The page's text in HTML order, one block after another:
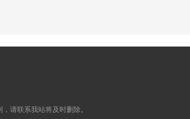
请联系我站将及时删除。